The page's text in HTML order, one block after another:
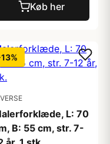
Køb her
L: 70
B: 55 cm, str. 7-